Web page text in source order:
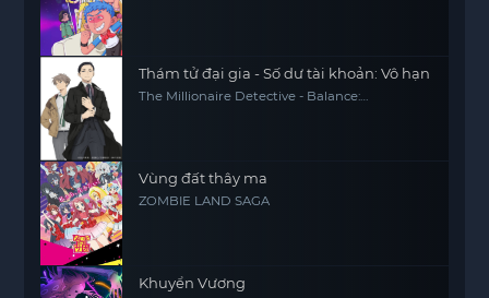
Thám tử đại gia - Số dư tài khoản: Vô hạn
The Millionaire Detective - Balance:
Vùng đất thây ma
ZOMBIE LAND SAGA
Khuyển Vương